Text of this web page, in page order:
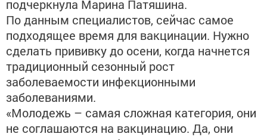
подчеркнула Марина Патяшина.
По данным специалистов, сейчас самое
подходящее время для вакцинации. Нужно
сделать прививку до осени, когда начнется
традиционный сезонный рост
заболеваемости инфекционными
заболеваниями.
«Молодежь – самая сложная категория, они
не соглашаются на вакцинацию. Да, они